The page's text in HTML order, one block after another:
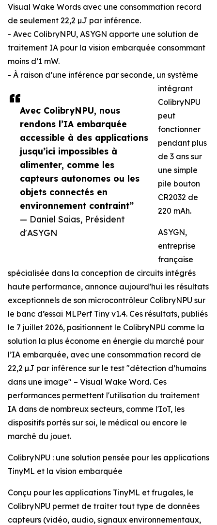
Avec ColibryNPU, nous
rendons l’IA embarquée
accessible à des applications
jusqu’ici impossibles à
alimenter, comme les
capteurs autonomes ou les
objets connectés en
environnement contraint”
— Daniel Saias, Président
d'ASYGN
Visual Wake Words avec une consommation record
de seulement 22,2 µJ par inférence.
- Avec ColibryNPU, ASYGN apporte une solution de
traitement IA pour la vision embarquée consommant
moins d’1 mW.
- À raison d’une inférence par seconde, un système
intégrant
ColibryNPU
peut
fonctionner
pendant plus
de 3 ans sur
une simple
pile bouton
CR2032 de
220 mAh.
ASYGN,
entreprise
française
spécialisée dans la conception de circuits intégrés
haute performance, annonce aujourd’hui les résultats
exceptionnels de son microcontrôleur ColibryNPU sur
le banc d’essai MLPerf Tiny v1.4. Ces résultats, publiés
le 7 juillet 2026, positionnent le ColibryNPU comme la
solution la plus économe en énergie du marché pour
l’IA embarquée, avec une consommation record de
22,2 µJ par inférence sur le test "détection d’humains
dans une image" – Visual Wake Word. Ces
performances permettent l'utilisation du traitement
IA dans de nombreux secteurs, comme l'IoT, les
dispositifs portés sur soi, le médical ou encore le
marché du jouet.
ColibryNPU : une solution pensée pour les applications
TinyML et la vision embarquée
Conçu pour les applications TinyML et frugales, le
ColibryNPU permet de traiter tout type de données
capteurs (vidéo, audio, signaux environnementaux,